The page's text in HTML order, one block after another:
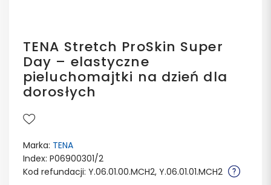
TENA Stretch ProSkin Super
Day – elastyczne
pieluchomajtki na dzień dla
dorosłych
Marka: TENA
Index: P06900301/2
Kod refundacji: Y.06.01.00.MCH2, Y.06.01.01.MCH2